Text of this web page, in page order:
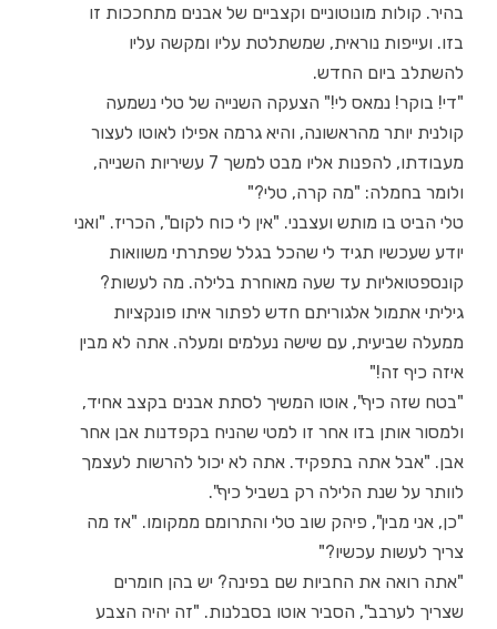
בהיר. קולות מונוטוניים וקצביים של אבנים מתחככות זו
בזו. ועייפות נוראית, שמשתלטת עליו ומקשה עליו
להשתלב ביום החדש.
"די! בוקר! נמאס לי!" הצעקה השנייה של טלי נשמעה
קולנית יותר מהראשונה, והיא גרמה אפילו לאוטו לעצור
מעבודתו, להפנות אליו מבט למשך 7 עשיריות השנייה,
ולומר בחמלה: "מה קרה, טלי?"
טלי הביט בו מותש ועצבני. "אין לי כוח לקום", הכריז. "ואני
יודע שעכשיו תגיד לי שהכל בגלל שפתרתי משוואות
קונספטואליות עד שעה מאוחרת בלילה. מה לעשות?
גיליתי אתמול אלגוריתם חדש לפתור איתו פונקציות
ממעלה שביעית, עם שישה נעלמים ומעלה. אתה לא מבין
איזה כיף זה!"
"בטח שזה כיף", אוטו המשיך לסתת אבנים בקצב אחיד,
ולמסור אותן בזו אחר זו למטי שהניח בקפדנות אבן אחר
אבן. "אבל אתה בתפקיד. אתה לא יכול להרשות לעצמך
לוותר על שנת הלילה רק בשביל כיף".
"כן, אני מבין", פיהק שוב טלי והתרומם ממקומו. "אז מה
צריך לעשות עכשיו?"
"אתה רואה את החביות שם בפינה? יש בהן חומרים
שצריך לערבב", הסביר אוטו בסבלנות. "זה יהיה הצבע